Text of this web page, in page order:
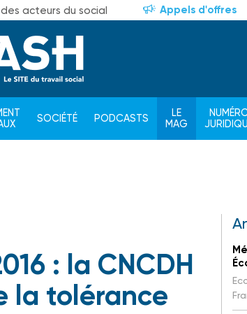
acteurs du social Appels d'offres
SOCIÉTÉ PODCASTS
LE
MAG
: la CNCDH
la tolérance